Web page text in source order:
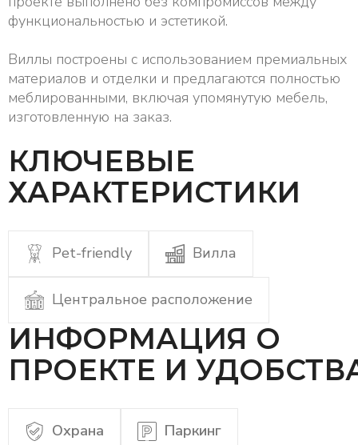
функциональностью и эстетикой.
Виллы построены с использованием премиальных
материалов и отделки и предлагаются полностью
меблированными, включая упомянутую мебель,
изготовленную на заказ.
КЛЮЧЕВЫЕ
ХАРАКТЕРИСТИКИ
Pet-friendly Вилла
Центральное расположение
ИНФОРМАЦИЯ О
ПРОЕКТЕ И
Охрана Паркинг